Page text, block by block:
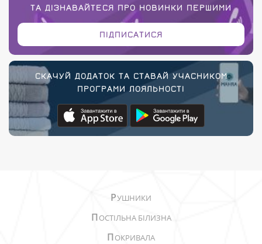
ТА ДІЗНАВАЙТЕСЯ ПРО НОВИНКИ ПЕРШИМИ
ПІДПИСАТИСЯ
СКАЧУЙ ДОДАТОК ТА СТАВАЙ УЧАСНИКОМ
ПРОГРАМИ ЛОЯЛЬНОСТІ
РУШНИКИ
ПОСТІЛЬНА БІЛИЗНА
ПОКРИВАЛА